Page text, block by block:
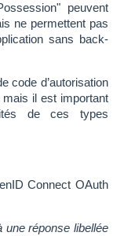
peuvent
ne permettent pas
sans back-
code d’autorisation
il est important
de ces types
Connect OAuth
une réponse libellée